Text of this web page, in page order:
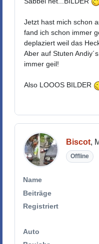
Jetzt hast mich schon
fand ich schon immer
deplaziert weil das
Aber auf Stuten
immer geil!
Also LOOOS BILDER
Biscot,
Offline
Name
Beiträge
Registriert
Auto